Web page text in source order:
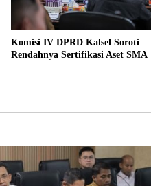
Komisi IV DPRD Kalsel Soroti
Rendahnya Sertifikasi Aset SMA